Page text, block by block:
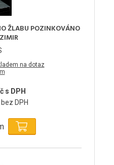
ŽLABU POZINKOVÁNO
na dotaz
s DPH
DPH